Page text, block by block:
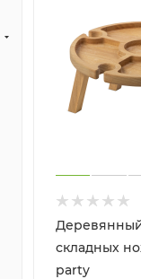
складных
party